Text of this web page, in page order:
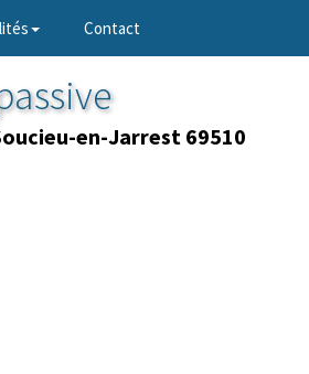
Contact
en-Jarrest 69510